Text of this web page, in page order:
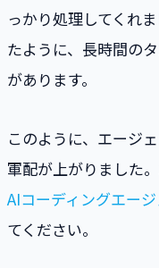
っかり処理してくれ
たように、長時間の
があります。
このように、エージ
軍配が上がりました
AIコーディングエー
てください。